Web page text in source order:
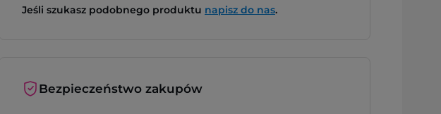
Jeśli szukasz podobnego produktu napisz do nas.
Bezpieczeństwo zakupów